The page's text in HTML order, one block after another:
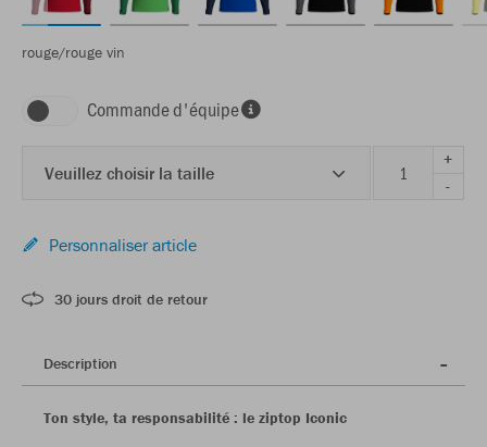
rouge/rouge vin
Commande d'équipe
Veuillez choisir la taille
+
-
Personnaliser article
30 jours droit de retour
Description
Ton style, ta responsabilité : le ziptop Iconic